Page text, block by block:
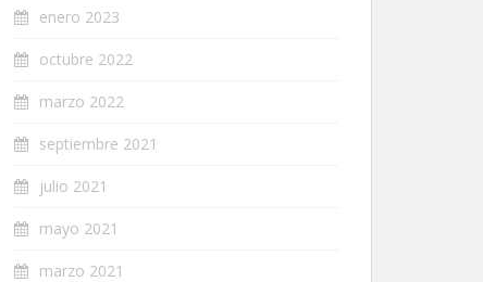
enero 2023
octubre 2022
marzo 2022
septiembre 2021
julio 2021
mayo 2021
marzo 2021